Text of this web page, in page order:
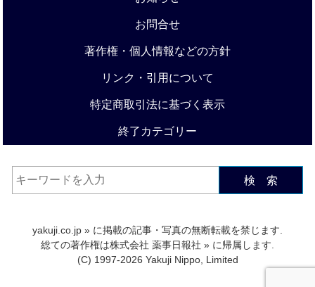
お問合せ
著作権・個人情報などの方針
リンク・引用について
特定商取引法に基づく表示
終了カテゴリー
検 索
yakuji.co.jp » に掲載の記事・写真の無断転載を禁じます.
総ての著作権は株式会社 薬事日報社 » に帰属します.
(C) 1997-2026 Yakuji Nippo, Limited